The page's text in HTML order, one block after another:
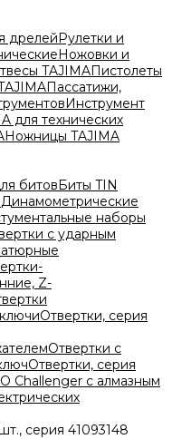
дрелейРулетки и
Ножовки и
TAJIMAПистолеты
Пассатижи,
Инструмент
для технических
Ножницы TAJIMA
битовБиты TIN
Динамометрические
наборы
с ударным
Z-
Отвертки, серия
Отвертки с
Отвертки, серия
Challenger с алмазным
серия 41093148